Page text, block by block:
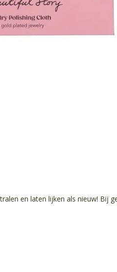
en laten lijken als nieuw! Bij